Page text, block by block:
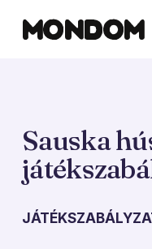
MONDOM
Sauska